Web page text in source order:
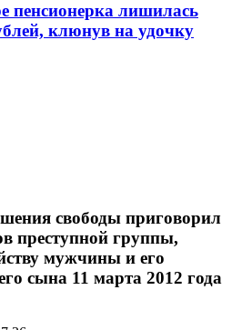
пенсионерка лишилась
клюнув на удочку
свободы приговорил
преступной группы,
мужчины и его
сына 11 марта 2012 года